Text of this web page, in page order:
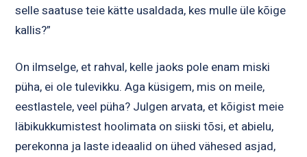
selle saatuse teie kätte usaldada, kes mulle üle kõige
kallis?”
On ilmselge, et rahval, kelle jaoks pole enam miski
püha, ei ole tulevikku. Aga küsigem, mis on meile,
eestlastele, veel püha? Julgen arvata, et kõigist meie
läbikukkumistest hoolimata on siiski tõsi, et abielu,
perekonna ja laste ideaalid on ühed vähesed asjad,